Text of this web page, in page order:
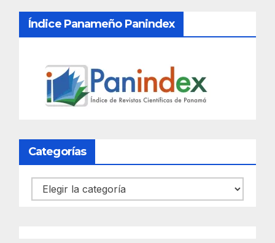
Índice Panameño Panindex
Categorías
Categorías